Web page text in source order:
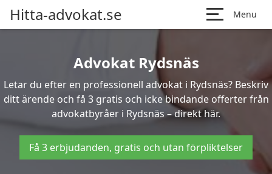
Hitta-advokat.se Menu
Advokat Rydsnäs
Letar du efter en professionell advokat i Rydsnäs? Beskriv
ditt ärende och få 3 gratis och icke bindande offerter från
advokatbyråer i Rydsnäs – direkt här.
Få 3 erbjudanden, gratis och utan förpliktelser